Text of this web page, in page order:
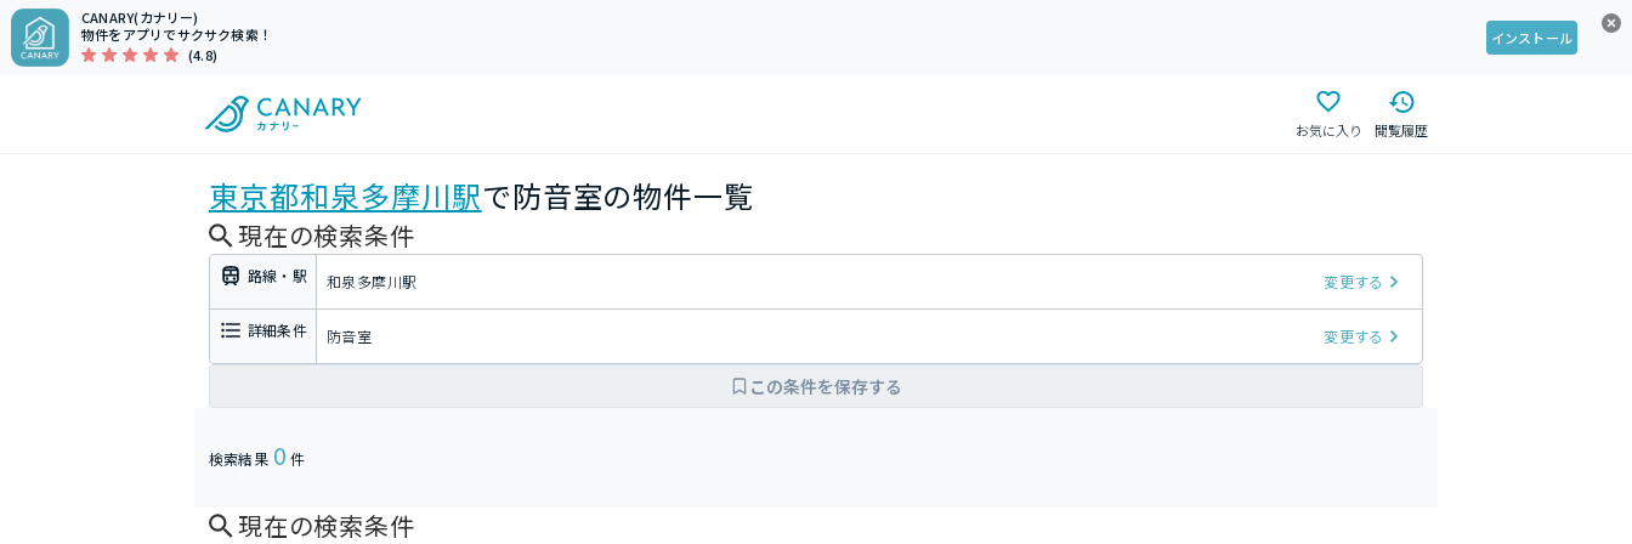
CANARY(カナリー)
物件をアプリでサクサク検索！
(4.8)
インストール
お気に入り 閲覧履歴
東京都和泉多摩川駅で防音室の物件一覧
現在の検索条件
路線・駅 和泉多摩川駅 変更する
詳細条件 防音室 変更する
この条件を保存する
検索結果 0 件
現在の検索条件